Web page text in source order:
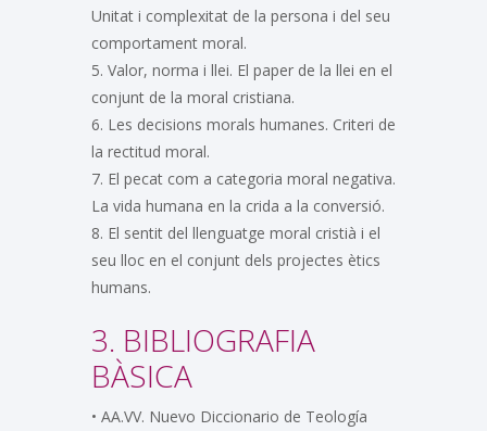
Unitat i complexitat de la persona i del seu
comportament moral.
5. Valor, norma i llei. El paper de la llei en el
conjunt de la moral cristiana.
6. Les decisions morals humanes. Criteri de
la rectitud moral.
7. El pecat com a categoria moral negativa.
La vida humana en la crida a la conversió.
8. El sentit del llenguatge moral cristià i el
seu lloc en el conjunt dels projectes ètics
humans.
3. BIBLIOGRAFIA
BÀSICA
• AA.VV. Nuevo Diccionario de Teología